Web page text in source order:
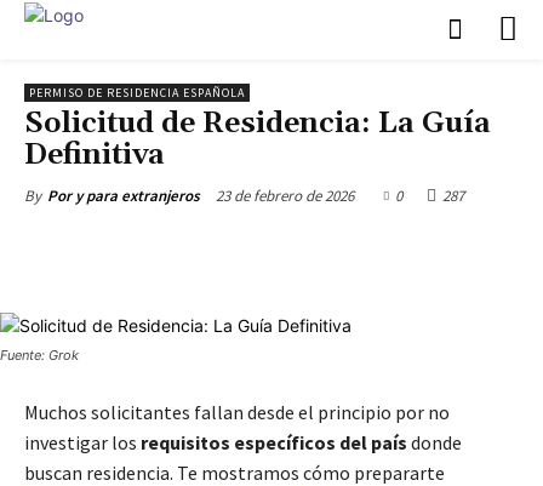
PERMISO DE RESIDENCIA ESPAÑOLA
Solicitud de Residencia: La Guía
Definitiva
By Por y para extranjeros 23 de febrero de 2026 0 287
Fuente: Grok
Muchos solicitantes fallan desde el principio por no
investigar los requisitos específicos del país donde
buscan residencia. Te mostramos cómo prepararte